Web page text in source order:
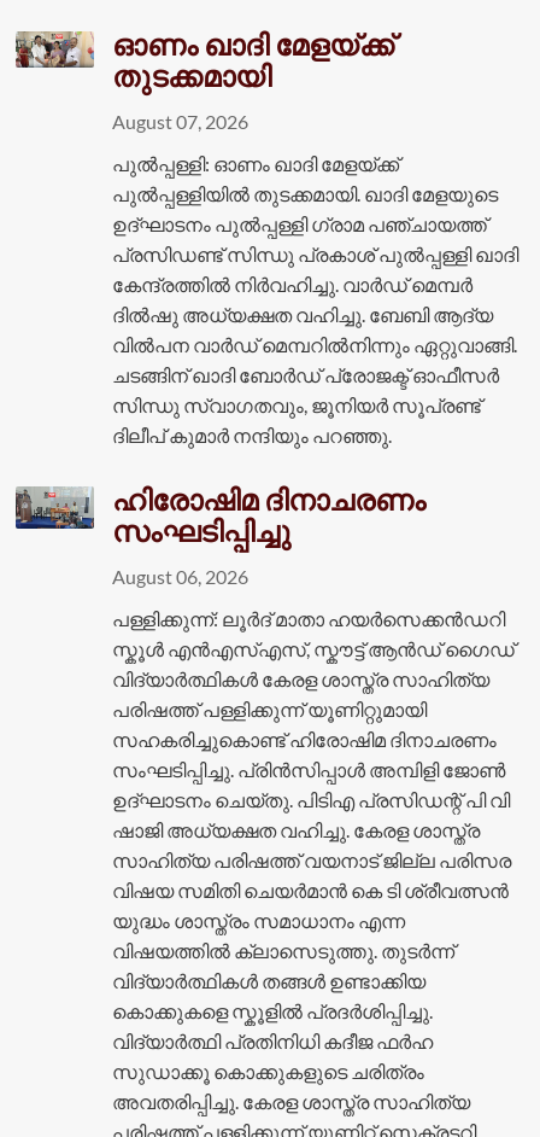
ഓണം ഖാദി മേളയ്ക്ക്
തുടക്കമായി
August 07, 2026
പുൽപ്പള്ളി: ഓണം ഖാദി മേളയ്ക്ക്
പുൽപ്പള്ളിയിൽ തുടക്കമായി. ഖാദി മേളയുടെ
ഉദ്ഘാടനം പുൽപ്പള്ളി ഗ്രാമ പഞ്ചായത്ത്
പ്രസിഡണ്ട് സിന്ധു പ്രകാശ് പുൽപ്പള്ളി ഖാദി
കേന്ദ്രത്തിൽ നിർവഹിച്ചു. വാർഡ് മെമ്പർ
ദിൽഷു അധ്യക്ഷത വഹിച്ചു. ബേബി ആദ്യ
വിൽപന വാർഡ് മെമ്പറിൽനിന്നും ഏറ്റുവാങ്ങി.
ചടങ്ങിന് ഖാദി ബോർഡ് പ്രോജക്ട് ഓഫീസർ
സിന്ധു സ്വാഗതവും, ജൂനിയർ സൂപ്രണ്ട്
ദിലീപ് കുമാർ നന്ദിയും പറഞ്ഞു.
ഹിരോഷിമ ദിനാചരണം
സംഘടിപ്പിച്ചു
August 06, 2026
പള്ളിക്കുന്ന്: ലൂർദ് മാതാ ഹയർസെക്കൻഡറി
സ്കൂൾ എൻഎസ്എസ്, സ്കൗട്ട് ആൻഡ് ഗൈഡ്
വിദ്യാർത്ഥികൾ കേരള ശാസ്ത്ര സാഹിത്യ
പരിഷത്ത് പള്ളിക്കുന്ന് യൂണിറ്റുമായി
സഹകരിച്ചുകൊണ്ട് ഹിരോഷിമ ദിനാചരണം
സംഘടിപ്പിച്ചു. പ്രിൻസിപ്പാൾ അമ്പിളി ജോൺ
ഉദ്ഘാടനം ചെയ്തു. പിടിഎ പ്രസിഡന്റ് പി വി
ഷാജി അധ്യക്ഷത വഹിച്ചു. കേരള ശാസ്ത്ര
സാഹിത്യ പരിഷത്ത് വയനാട് ജില്ല പരിസര
വിഷയ സമിതി ചെയർമാൻ കെ ടി ശ്രീവത്സൻ
യുദ്ധം ശാസ്ത്രം സമാധാനം എന്ന
വിഷയത്തിൽ ക്ലാസെടുത്തു. തുടർന്ന്
വിദ്യാർത്ഥികൾ തങ്ങൾ ഉണ്ടാക്കിയ
കൊക്കുകളെ സ്കൂളിൽ പ്രദർശിപ്പിച്ചു.
വിദ്യാർത്ഥി പ്രതിനിധി കദീജ ഫർഹ
സുഡാക്കൂ കൊക്കുകളുടെ ചരിത്രം
അവതരിപ്പിച്ചു. കേരള ശാസ്ത്ര സാഹിത്യ
പരിഷത്ത് പള്ളിക്കുന്ന് യൂണിറ്റ് സെക്രട്ടറി